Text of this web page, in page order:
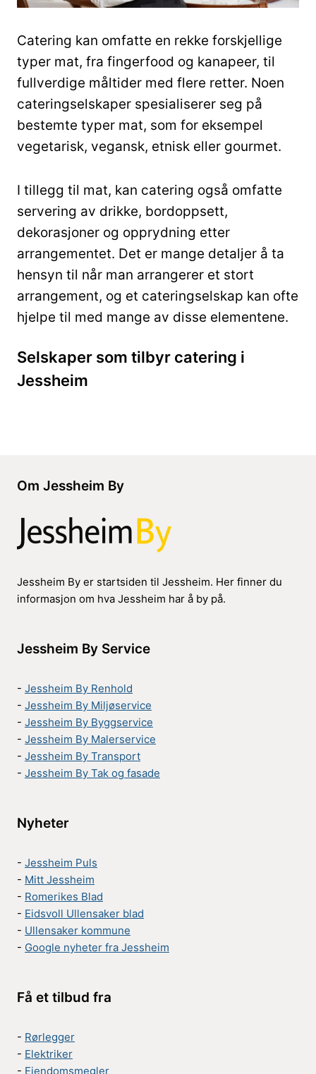
Catering kan omfatte en rekke forskjellige
typer mat, fra fingerfood og kanapeer, til
fullverdige måltider med flere retter. Noen
cateringselskaper spesialiserer seg på
bestemte typer mat, som for eksempel
vegetarisk, vegansk, etnisk eller gourmet.
I tillegg til mat, kan catering også omfatte
servering av drikke, bordoppsett,
dekorasjoner og opprydning etter
arrangementet. Det er mange detaljer å ta
hensyn til når man arrangerer et stort
arrangement, og et cateringselskap kan ofte
hjelpe til med mange av disse elementene.
Selskaper som tilbyr catering i
Jessheim
Om Jessheim By
Jessheim By er startsiden til Jessheim. Her finner du
informasjon om hva Jessheim har å by på.
Jessheim By Service
- Jessheim By Renhold
- Jessheim By Miljøservice
- Jessheim By Byggservice
- Jessheim By Malerservice
- Jessheim By Transport
- Jessheim By Tak og fasade
Nyheter
- Jessheim Puls
- Mitt Jessheim
- Romerikes Blad
- Eidsvoll Ullensaker blad
- Ullensaker kommune
- Google nyheter fra Jessheim
Få et tilbud fra
- Rørlegger
- Elektriker
- Eiendomsmegler